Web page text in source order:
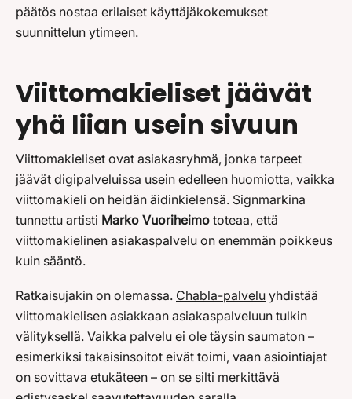
päätös nostaa erilaiset käyttäjäkokemukset
suunnittelun ytimeen.
Viittomakieliset jäävät
yhä liian usein sivuun
Viittomakieliset ovat asiakasryhmä, jonka tarpeet
jäävät digipalveluissa usein edelleen huomiotta, vaikka
viittomakieli on heidän äidinkielensä. Signmarkina
tunnettu artisti Marko Vuoriheimo toteaa, että
viittomakielinen asiakaspalvelu on enemmän poikkeus
kuin sääntö.
Ratkaisujakin on olemassa. Chabla-palvelu yhdistää
viittomakielisen asiakkaan asiakaspalveluun tulkin
välityksellä. Vaikka palvelu ei ole täysin saumaton –
esimerkiksi takaisinsoitot eivät toimi, vaan asiointiajat
on sovittava etukäteen – on se silti merkittävä